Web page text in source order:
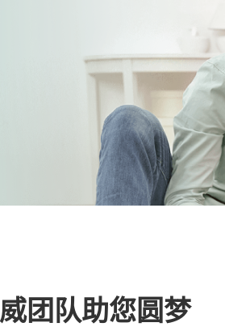
团队助您圆梦